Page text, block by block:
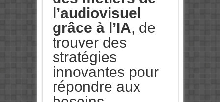
l’audiovisuel
grâce à l’IA, de
trouver des
stratégies
innovantes pour
répondre aux